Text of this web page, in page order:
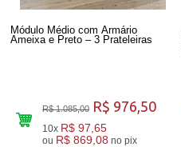
Módulo Médio com Armário
Ameixa e Preto – 3 Prateleiras
R$ 1.085,00 R$ 976,50
10x R$ 97,65
ou R$ 869,08 no pix